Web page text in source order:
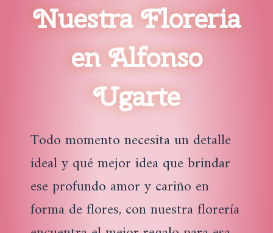
Nuestra Floreria
en Alfonso
Ugarte
Todo momento necesita un detalle
ideal y qué mejor idea que brindar
ese profundo amor y cariño en
forma de flores, con nuestra florería